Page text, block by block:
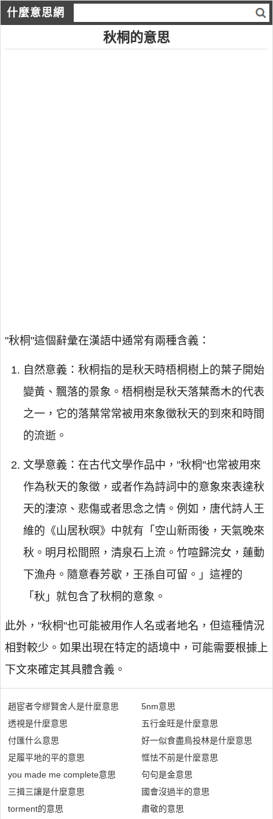
什麼意思網
秋桐的意思
"秋桐"這個辭彙在漢語中通常有兩種含義：
自然意義：秋桐指的是秋天時梧桐樹上的葉子開始
變黃、飄落的景象。梧桐樹是秋天落葉喬木的代表
之一，它的落葉常常被用來象徵秋天的到來和時間
的流逝。
文學意義：在古代文學作品中，"秋桐"也常被用來
作為秋天的象徵，或者作為詩詞中的意象來表達秋
天的淒涼、悲傷或者思念之情。例如，唐代詩人王
維的《山居秋暝》中就有「空山新雨後，天氣晚來
秋。明月松間照，清泉石上流。竹喧歸浣女，蓮動
下漁舟。隨意春芳歇，王孫自可留。」這裡的
「秋」就包含了秋桐的意象。
此外，"秋桐"也可能被用作人名或者地名，但這種情況
相對較少。如果出現在特定的語境中，可能需要根據上
下文來確定其具體含義。
趙宦者令繆賢舍人是什麼意思
透視是什麼意思
付匯什么意思
足履平地的平的意思
you made me complete意思
三揖三讓是什麼意思
torment的意思
5nm意思
五行金旺是什麼意思
好一似食盡鳥投林是什麼意思
恇怯不前是什麼意思
句句是金意思
國會沒過半的意思
肅敬的意思